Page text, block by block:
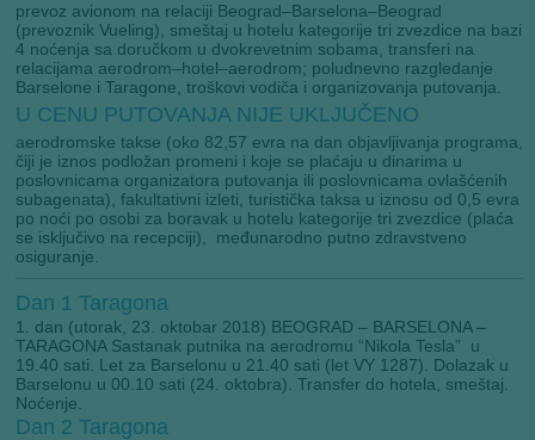
prevoz avionom na relaciji Beograd–Barselona–Beograd
(prevoznik Vueling), smeštaj u hotelu kategorije tri zvezdice na bazi
4 noćenja sa doručkom u dvokrevetnim sobama, transferi na
relacijama aerodrom–hotel–aerodrom; poludnevno razgledanje
Barselone i Taragone, troškovi vodiča i organizovanja putovanja.
U CENU PUTOVANJA NIJE UKLJUČENO
aerodromske takse (oko 82,57 evra na dan objavljivanja programa,
čiji je iznos podložan promeni i koje se plaćaju u dinarima u
poslovnicama organizatora putovanja ili poslovnicama ovlašćenih
subagenata), fakultativni izleti, turistička taksa u iznosu od 0,5 evra
po noći po osobi za boravak u hotelu kategorije tri zvezdice (plaća
se isključivo na recepciji), međunarodno putno zdravstveno
osiguranje.
Dan 1 Taragona
1. dan (utorak, 23. oktobar 2018) BEOGRAD – BARSELONA –
TARAGONA Sastanak putnika na aerodromu “Nikola Tesla” u
19.40 sati. Let za Barselonu u 21.40 sati (let VY 1287). Dolazak u
Barselonu u 00.10 sati (24. oktobra). Transfer do hotela, smeštaj.
Noćenje.
Dan 2 Taragona